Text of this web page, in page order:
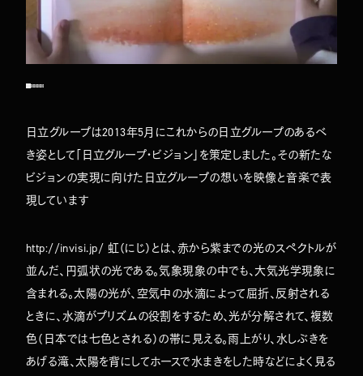
TOP
ABOUT
WORKS
COMPANY
NEWS
MEMBERS
日立グループは2013年5月にこれからの日立グループのあるべ
き姿として「日立グループ・ビジョン」を策定しました。その新たな
ビジョンの実現に向けた日立グループの想いを映像と音楽で表
現しています
http://invisi.jp/ 虹（にじ）とは、赤から紫までの光のスペクトルが
並んだ、円弧状の光である。気象現象の中でも、大気光学現象に
含まれる。太陽の光が、空気中の水滴によって屈折、反射される
ときに、水滴がプリズムの役割をするため、光が分解されて、複数
色（日本では七色とされる）の帯に見える。雨上がり、水しぶきを
あげる滝、太陽を背にしてホースで水まきをした時などによく見る